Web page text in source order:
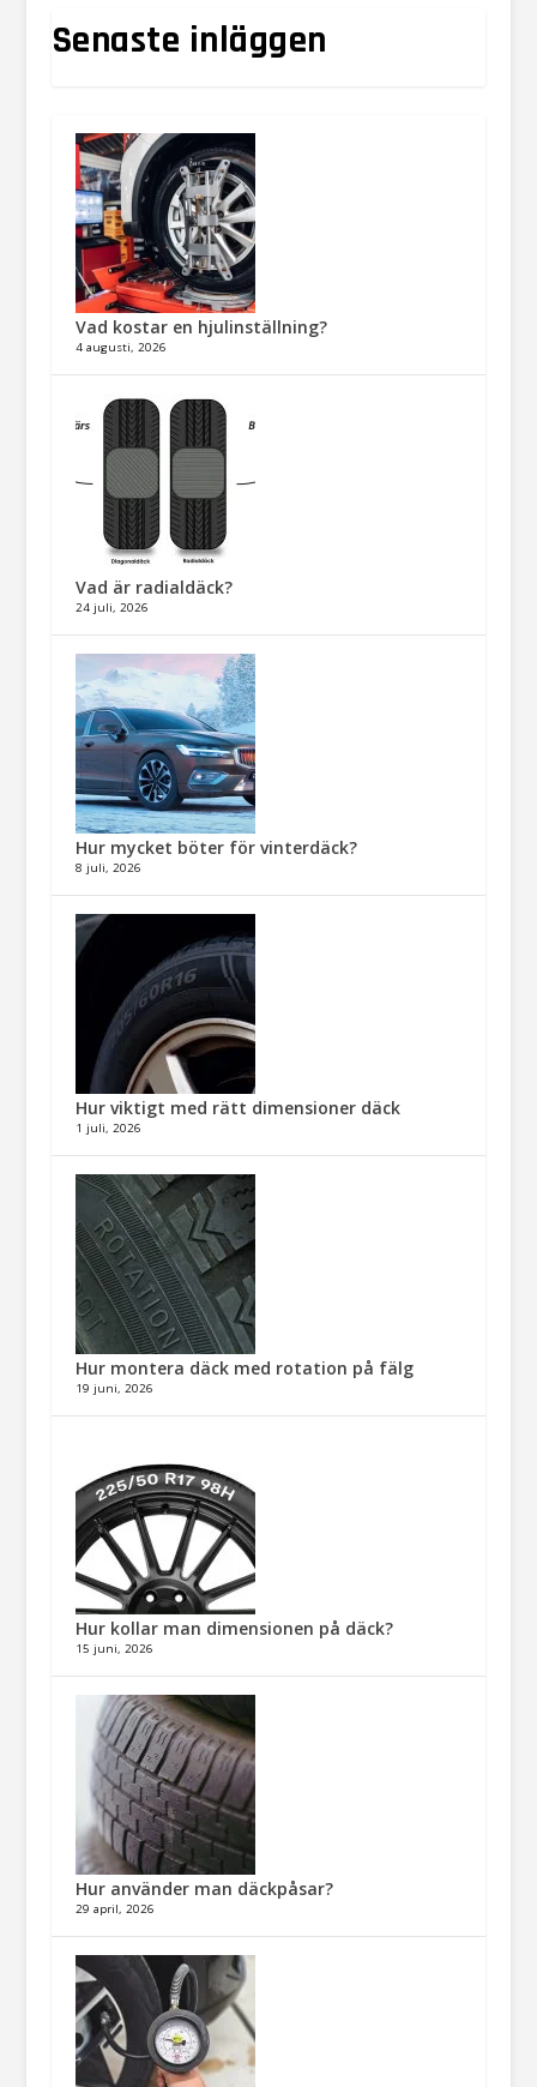
Senaste inläggen
Vad kostar en hjulinställning?
4 augusti, 2026
Vad är radialdäck?
24 juli, 2026
Hur mycket böter för vinterdäck?
8 juli, 2026
Hur viktigt med rätt dimensioner däck​
1 juli, 2026
Hur montera däck med rotation på fälg​
19 juni, 2026
Hur kollar man dimensionen på däck?
15 juni, 2026
Hur använder man däckpåsar?
29 april, 2026